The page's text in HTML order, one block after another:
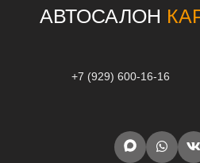
АВТОСАЛОН
+7 (929) 600-16-16